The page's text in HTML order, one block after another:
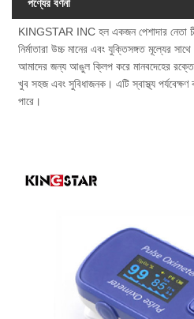
পণ্যের বর্ণনা
KINGSTAR INC হল একজন পেশাদার নেতা চীন
নির্মাতারা উচ্চ মানের এবং যুক্তিসঙ্গত মূল্যের
আমাদের জন্য আঙুল ক্লিপ করে মানবদেহের
খুব সহজ এবং সুবিধাজনক। এটি স্বাস্থ্য পর্যবেক্ষণ
পারে।